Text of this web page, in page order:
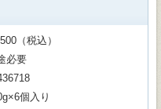
（税込）
必要
個入り